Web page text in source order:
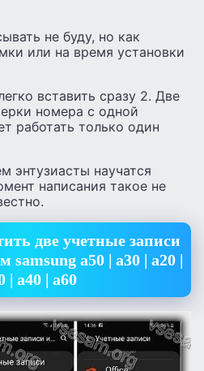
не буду, но как
или на время установки
вставить сразу 2. Две
номера с одной
работать только один
энтузиасты научатся
написания такое не
две учетные записи
samsung a50 | a30 | a20 |
| a40 | a60